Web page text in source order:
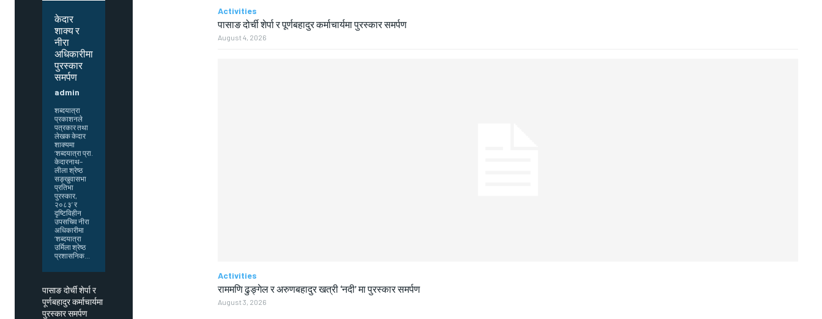
केदार
शाक्य र
नीरा
अधिकारीमा
पुरस्कार
समर्पण
admin
शब्दयात्रा
प्रकाशनले
पत्रकार तथा
लेखक केदार
शाक्यमा
‘शब्दयात्रा प्रा.
केदारनाथ–
लीला श्रेष्ठ
सङ्खुवासभा
प्रतिभा
पुरस्कार,
२०८३’ र
दृष्टिविहीन
उपसचिव नीरा
अधिकारीमा
‘शब्दयात्रा
उर्मिला श्रेष्ठ
प्रशासनिक...
पासाङ दोर्ची शेर्पा र
पूर्णबहादुर कर्माचार्यमा
पुरस्कार समर्पण
Activities
पासाङ दोर्ची शेर्पा र पूर्णबहादुर कर्माचार्यमा पुरस्कार समर्पण
August 4, 2026
Activities
राममणि ढुङ्गेल र अरुणबहादुर खत्री ‘नदी’ मा पुरस्कार समर्पण
August 3, 2026